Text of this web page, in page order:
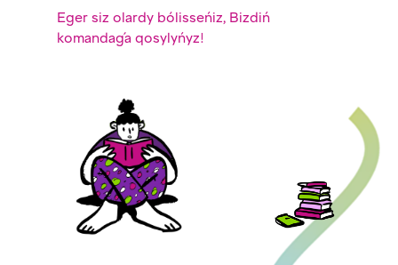
Eger siz olardy bólisseńiz, Bizdiń
komandaǵa qosylyńyz!